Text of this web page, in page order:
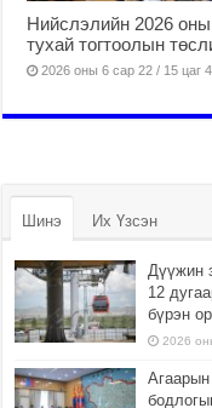
Нийслэлийн 2026
тухай тогтоолын
2026 оны 6 сар 22 / 15 цаг
Шинэ Их Үзсэн
Дүүжин
12
бүрэн
2026